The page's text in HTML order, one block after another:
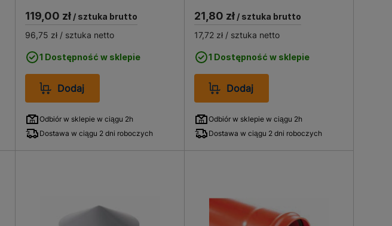
119,00 zł/ sztuka brutto
96,75 zł/ sztuka netto
1 Dostępność w sklepie
Dodaj
Odbiór w sklepie w ciągu 2h
Dostawa w ciągu 2 dni roboczych
21,80 zł / sztuka brutto
17,72 zł / sztuka netto
1 Dostępność w sklepie
Dodaj
Odbiór w sklepie w ciągu 2h
Dostawa w ciągu 2 dni roboczych